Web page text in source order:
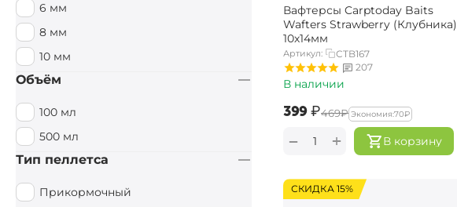
Вафтерсы Carptoday Baits
Wafters Strawberry (Клубника)
10х14мм
Артикул:
CTB167
207
В наличии
‍399‍₽‍469‍₽ Экономия:‍70‍₽
В корзину
+
−
СКИДКА 15%
Тутти Фрутти
Фруктовый / Кислый
Цитрус
Чеснок
6 мм
8 мм
10 мм
Объём
100 мл
500 мл
Тип пеллетса
Прикормочный